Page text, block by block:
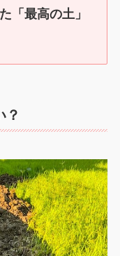
「最高の土」
？